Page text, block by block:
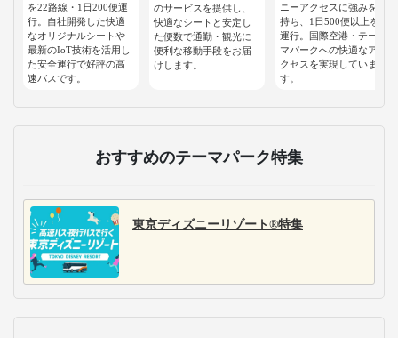
を22路線・1日200便運
行。自社開発した快適
なオリジナルシートや
最新のIoT技術を活用し
た安全運行で好評の高
速バスです。
のサービスを提供し、
快適なシートと安定し
た便数で通勤・観光に
便利な移動手段をお届
けします。
ニーアクセスに強みを
持ち、1日500便以上を
運行。国際空港・テー
マパークへの快適なア
クセスを実現していま
す。
おすすめのテーマパーク特集
東京ディズニーリゾート®特集